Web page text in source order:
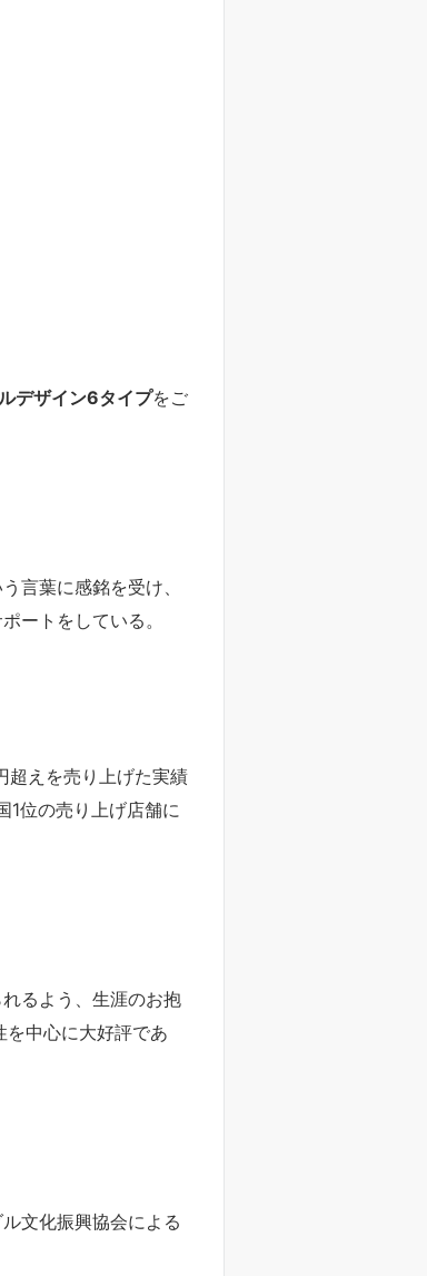
デザイン6タイプをご
言葉に感銘を受け、
ートをしている。
超えを売り上げた実績
1位の売り上げ店舗に
るよう、生涯のお抱
中心に大好評であ
文化振興協会による